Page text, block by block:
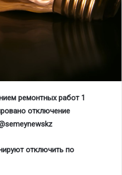
ремонтных работ 1
отключение
отключить по